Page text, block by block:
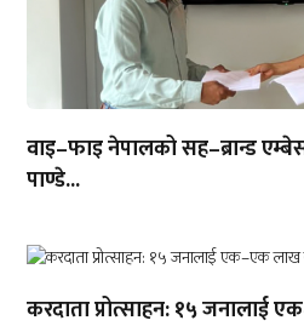
वाइ–फाइ नेपालको सह–ब्रान्ड
पाण्डे...
करदाता प्रोत्साहन: १५ जनालाई